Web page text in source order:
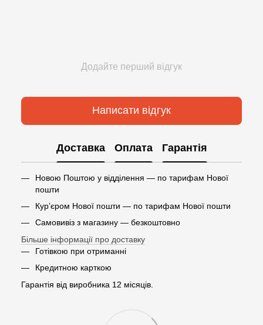
Додайте перший відгук
Написати відгук
Доставка Оплата Гарантія
Новою Поштою у відділення — по тарифам Нової
пошти
Кур’єром Нової пошти — по тарифам Нової пошти
Самовивіз з магазину — безкоштовно
Більше інформації про доставку
Готівкою при отриманні
Кредитною карткою
Гарантія від виробника 12 місяців.